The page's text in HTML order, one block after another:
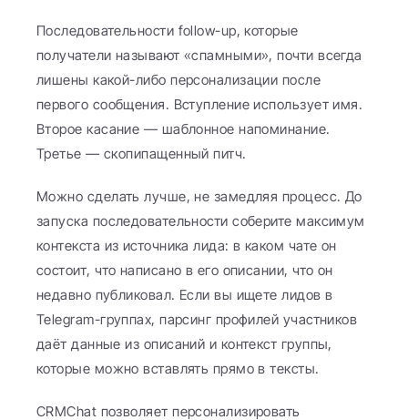
Последовательности follow-up, которые
получатели называют «спамными», почти всегда
лишены какой-либо персонализации после
первого сообщения. Вступление использует имя.
Второе касание — шаблонное напоминание.
Третье — скопипащенный питч.
Можно сделать лучше, не замедляя процесс. До
запуска последовательности соберите максимум
контекста из источника лида: в каком чате он
состоит, что написано в его описании, что он
недавно публиковал. Если вы ищете лидов в
Telegram-группах, парсинг профилей участников
даёт данные из описаний и контекст группы,
которые можно вставлять прямо в тексты.
CRMChat позволяет персонализировать